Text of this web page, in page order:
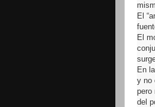
El
El
En
y no
pero
del